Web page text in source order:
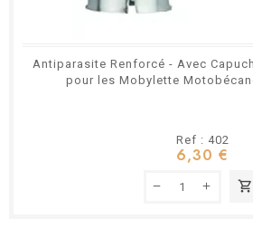
Antiparasite Renforcé - Avec
pour les Mobylette
Ref : 402
6,30 €
shopping_cart